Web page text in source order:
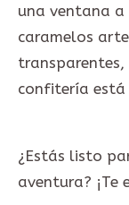
una ventana a
caramelos
confitería está
¿Estás listo
aventura? ¡Te